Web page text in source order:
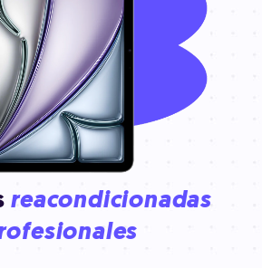
reacondicionadas